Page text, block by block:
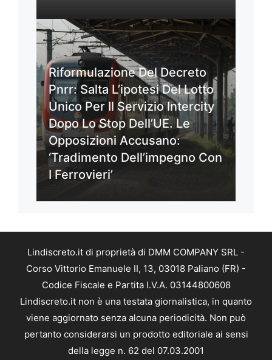
Riformulazione Del Decreto
Pnrr: Salta L’ipotesi Del Lotto
Unico Per Il Servizio Intercity
Dopo Lo Stop Dell’UE. Le
Opposizioni Accusano:
‘Tradimento Dell’impegno Con
I Ferrovieri’
Lindiscreto.it di proprietà di DMM COMPANY SRL -
Corso Vittorio Emanuele II, 13, 03018 Paliano (FR) -
Codice Fiscale e Partita I.V.A. 03144800608
Lindiscreto.it non è una testata giornalistica, in quanto
viene aggiornato senza alcuna periodicità. Non può
pertanto considerarsi un prodotto editoriale ai sensi
della legge n. 62 del 07.03.2001